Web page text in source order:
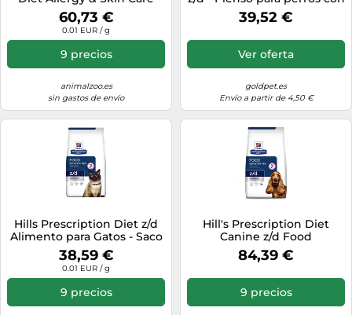
pienso para perros - 6 kg
60,73 €
0.01 EUR / g
9 precios
animalzoo.es
sin gastos de envío
sensibilidad alimentaria -
Cantidad: 3 kg
39,52 €
Ver oferta
goldpet.es
Envío a partir de 4,50 €
Hills Prescription Diet z/d
Alimento para Gatos - Saco
de 3 Kg
38,59 €
0.01 EUR / g
9 precios
Hill's Prescription Diet
Canine z/d Food
Sensitivities - 10 kg
84,39 €
9 precios